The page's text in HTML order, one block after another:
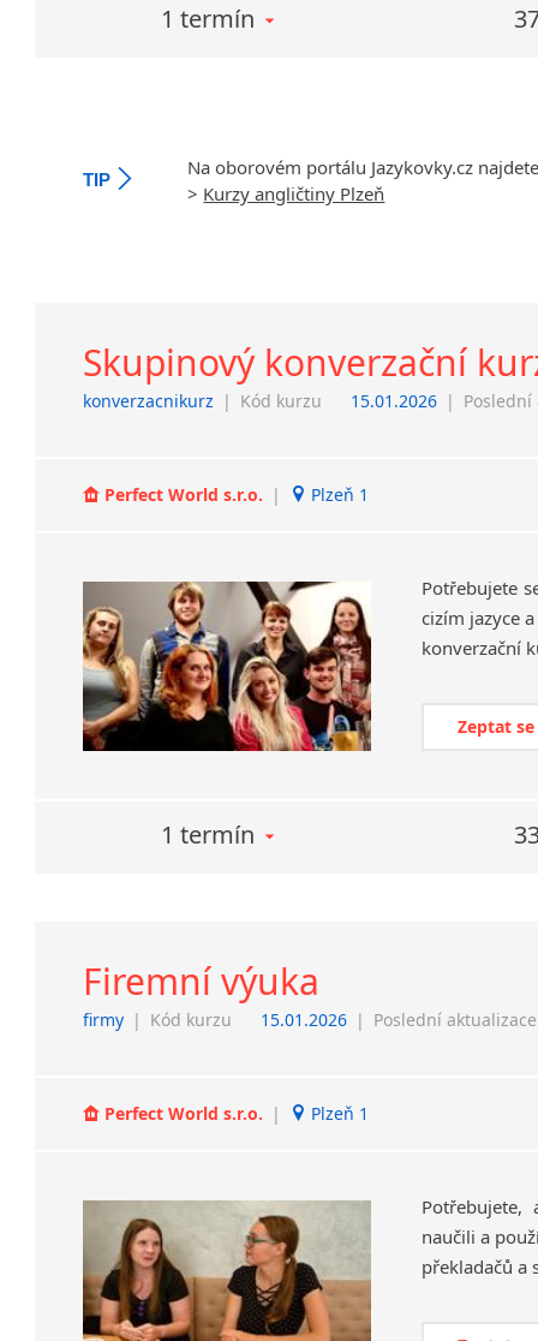
1 termín
TIP
Na oborovém portálu Jazykovky.cz
> Kurzy angličtiny Plzeň
Skupinový konverzační
konverzacnikurz | Kód kurzu 15.01.2026 |
Perfect World s.r.o. | Plzeň 1
Potřebujete
cizím jazyce
konverzační
Zeptat
1 termín
Firemní výuka
firmy | Kód kurzu 15.01.2026 | Poslední aktualizace
Perfect World s.r.o. | Plzeň 1
Potřebujete,
naučili a